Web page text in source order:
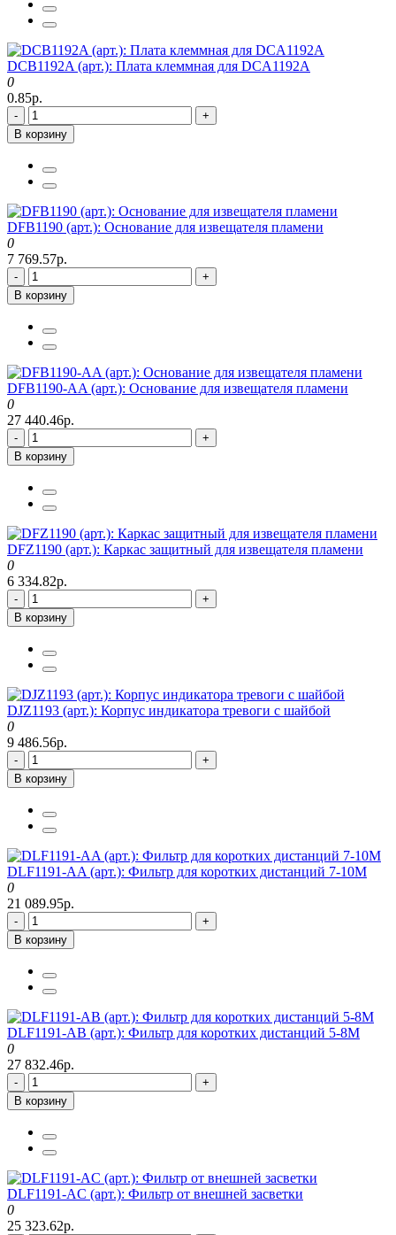
DCB1192A (арт.): Плата клеммная для DCA1192A
0
0.85р.
-
+
В корзину
DFB1190 (арт.): Основание для извещателя пламени
0
7 769.57р.
-
+
В корзину
DFB1190-AA (арт.): Основание для извещателя пламени
0
27 440.46р.
-
+
В корзину
DFZ1190 (арт.): Каркас защитный для извещателя пламени
0
6 334.82р.
-
+
В корзину
DJZ1193 (арт.): Корпус индикатора тревоги с шайбой
0
9 486.56р.
-
+
В корзину
DLF1191-AA (арт.): Фильтр для коротких дистанций 7-10M
0
21 089.95р.
-
+
В корзину
DLF1191-AB (арт.): Фильтр для коротких дистанций 5-8M
0
27 832.46р.
-
+
В корзину
DLF1191-AC (арт.): Фильтр от внешней засветки
0
25 323.62р.